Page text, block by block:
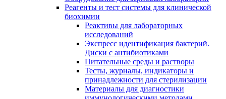
Реагенты и тест системы для клинической
биохимии
Реактивы для лабораторных
исследований
Экспресс идентификация бактерий.
Диски с антибиотиками
Питательные среды и растворы
Тесты, журналы, индикаторы и
принадлежности для стерилизации
Материалы для диагностики